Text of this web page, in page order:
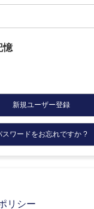
憶
新規ユーザー登録
スワードをお忘れですか ?
リシー